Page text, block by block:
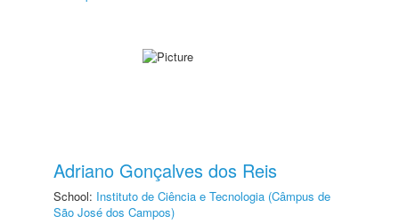
Adriano Gonçalves dos Reis
School: Instituto de Ciência e Tecnologia (Câmpus de
São José dos Campos)